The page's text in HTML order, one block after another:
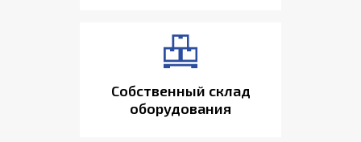
Собственный склад
оборудования